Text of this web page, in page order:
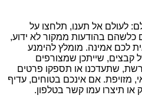
לעולם אל תענו, תלחצו על
כלשהם בהודעות ממקור לא ידוע,
לכם אמינה. מומלץ להימנע
קבצים, שייתכן שמצורפים
שתעדכנו או תספקו פרטים
מזויפת. אם אינכם בטוחים, עדיף
או תיצרו עמו קשר בטלפון.